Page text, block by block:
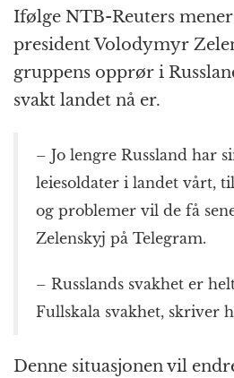
Ifølge NTB-Reuters
president Volodymyr
gruppens opprør i
svakt landet nå er.
– Jo lengre Russland har
leiesoldater i landet vårt,
og problemer vil de få
Zelenskyj på Telegram.
– Russlands svakhet er
Fullskala svakhet, skriver
Denne situasjonen vil